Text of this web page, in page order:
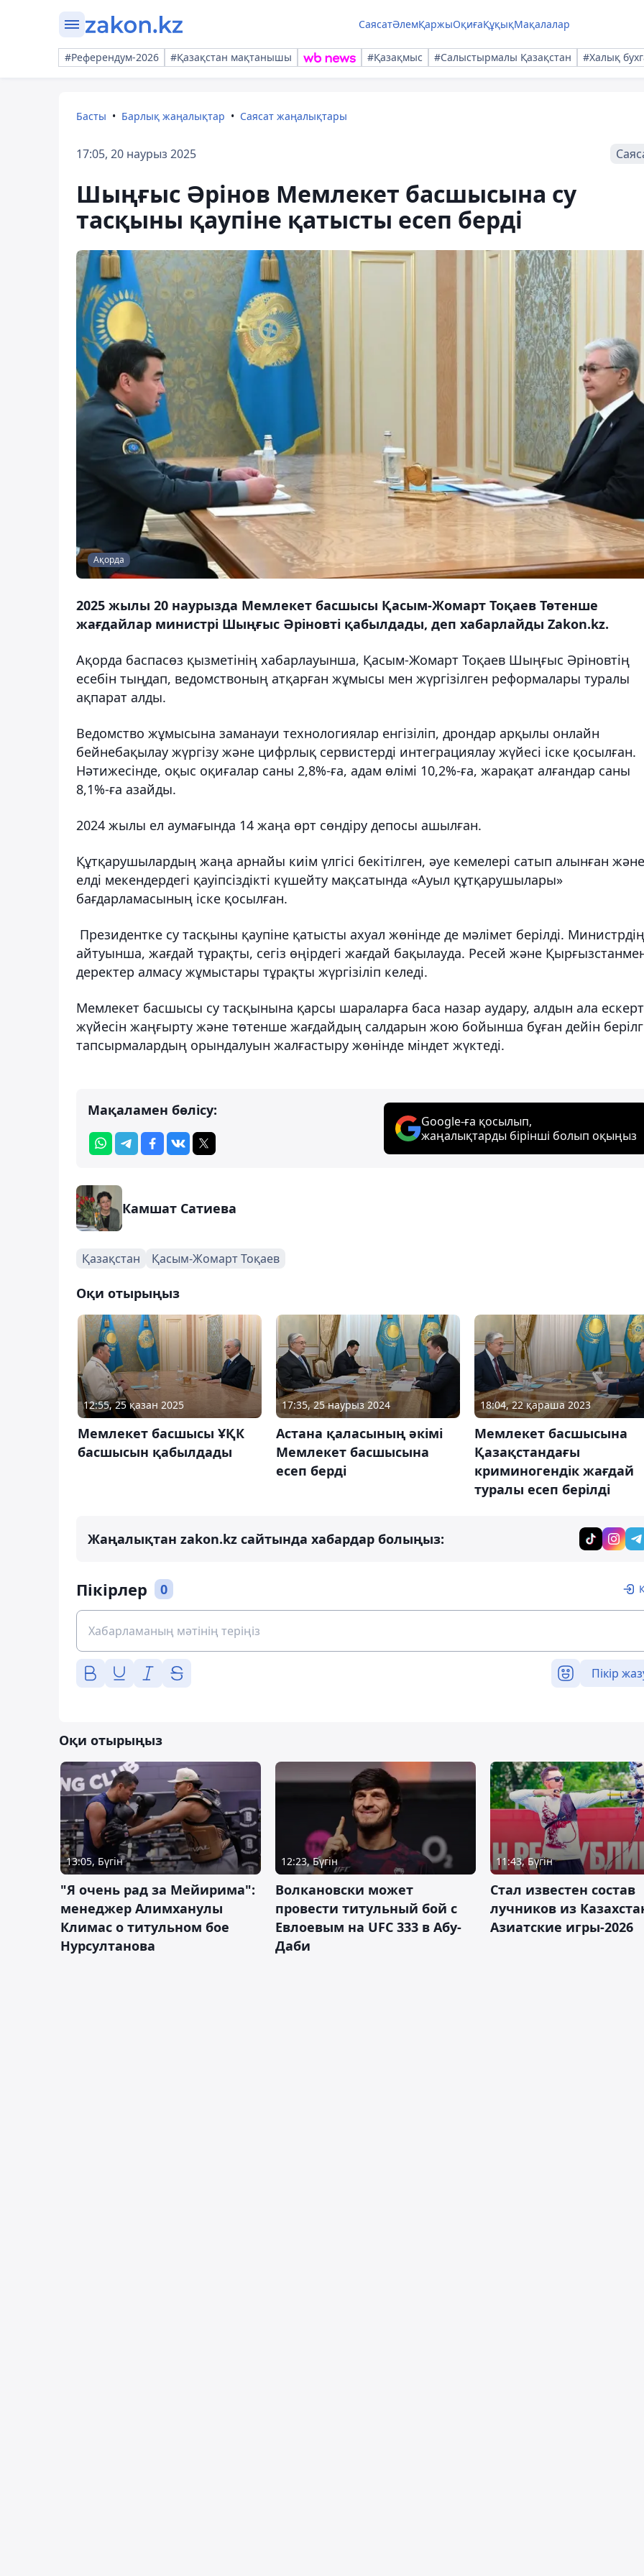
СаясатӘлемҚаржыОқиғаҚұқықМақалалар
#Референдум-2026 #Қазақстан мақтанышы #Қазақмыс #Салыстырмалы Қазақстан #Халық
Басты Барлық жаңалықтар Саясат жаңалықтары
17:05, 20 наурыз 2025
Шыңғыс Әрінов Мемлекет басшысына су
тасқыны қаупіне қатысты есеп берді
Ақорда
2025 жылы 20 наурызда Мемлекет басшысы Қасым-Жомарт Тоқаев Төтенше
жағдайлар министрі Шыңғыс Әріновті қабылдады, деп хабарлайды Zakon.kz.
Ақорда баспасөз қызметінің хабарлауынша, Қасым-Жомарт Тоқаев Шыңғыс Әріновтің
есебін тыңдап, ведомствоның атқарған жұмысы мен жүргізілген реформалары туралы
ақпарат алды.
Ведомство жұмысына заманауи технологиялар енгізіліп, дрондар арқылы онлайн
бейнебақылау жүргізу және цифрлық сервистерді интеграциялау жүйесі іске қосылған.
Нәтижесінде, оқыс оқиғалар саны 2,8%-ға, адам өлімі 10,2%-ға, жарақат алғандар саны
8,1%-ға азайды.
2024 жылы ел аумағында 14 жаңа өрт сөндіру депосы ашылған.
Құтқарушылардың жаңа арнайы киім үлгісі бекітілген, әуе кемелері сатып алынған және
елді мекендердегі қауіпсіздікті күшейту мақсатында «Ауыл құтқарушылары»
бағдарламасының іске қосылған.
Президентке су тасқыны қаупіне қатысты ахуал жөнінде де мәлімет берілді. Министрдің
айтуынша, жағдай тұрақты, сегіз өңірдегі жағдай бақылауда. Ресей және
деректер алмасу жұмыстары тұрақты жүргізіліп келеді.
Мемлекет басшысы су тасқынына қарсы шараларға баса назар аудару, алдын ала
жүйесін жаңғырту және төтенше жағдайдың салдарын жою бойынша бұған дейін
тапсырмалардың орындалуын жалғастыру жөнінде міндет жүктеді.
Мақаламен бөлісу:
Google-ға қосылып,
жаңалықтарды бірінші болып оқыңыз
Камшат Сатиева
Қазақстан Қасым-Жомарт Тоқаев
Оқи отырыңыз
12:55, 25 қазан 2025
Мемлекет басшысы ҰҚК
басшысын қабылдады
17:35, 25 наурыз 2024
Астана қаласының әкімі
Мемлекет басшысына
есеп берді
18:04, 22 қараша 2023
Мемлекет басшысына
Қазақстандағы
криминогендік жағдай
туралы есеп берілді
Жаңалықтан zakon.kz сайтында хабардар болыңыз:
Пікірлер 0
Пікір
Оқи отырыңыз
13:05, Бүгін
"Я очень рад за Мейирима":
менеджер Алимханулы
Климас о титульном бое
Нурсултанова
12:23, Бүгін
Волкановски может
провести титульный бой с
Евлоевым на UFC 333 в Абу-
Даби
11:43, Бүгін
Стал известен состав
лучников из
Азиатские игры-2026